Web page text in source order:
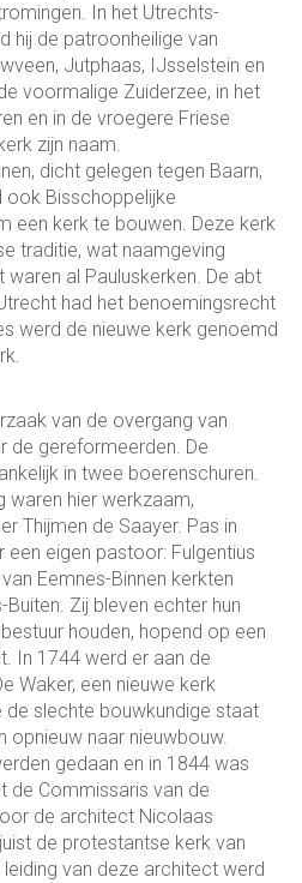
In het Utrechts-
hij de patroonheilige van
Jutphaas, IJsselstein en
voormalige Zuiderzee, in het
en in de vroegere Friese
zijn naam.
dicht gelegen tegen Baarn,
ook Bisschoppelijke
een kerk te bouwen. Deze kerk
traditie, wat naamgeving
al Pauluskerken. De abt
had het benoemingsrecht
werd de nieuwe kerk genoemd
van de overgang van
de gereformeerden. De
in twee boerenschuren.
waren hier werkzaam,
Thijmen de Saayer. Pas in
eigen pastoor: Fulgentius
Eemnes-Binnen kerkten
Zij bleven echter hun
houden, hopend op een
In 1744 werd er aan de
Waker, een nieuwe kerk
slechte bouwkundige staat
opnieuw naar nieuwbouw.
gedaan en in 1844 was
de Commissaris van de
de architect Nicolaas
de protestantse kerk van
van deze architect werd